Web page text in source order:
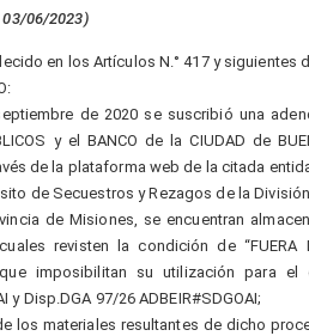
03/06/2023)
en los Artículos N.° 417 y siguientes
de 2020 se suscribió una
y el BANCO de la CIUDAD de
de la plataforma web de la citada
de Secuestros y Rezagos de la
de Misiones, se encuentran
cuales revisten la condición de
imposibilitan su utilización para
y Disp.DGA 97/26 ADBEIR#SDGOAI;
los materiales resultantes de dicho